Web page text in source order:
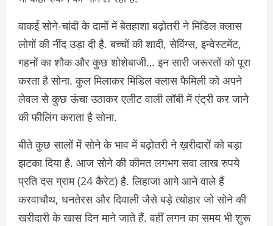
वाकई सोने-चांदी के दामों में बेतहाशा बढ़ोतरी ने मिडिल क्लास
लोगों की नींद उड़ा दी है. बच्चों की शादी, सेविंग्स, इन्वेस्टमेंट,
गहनों का शौक और कुछ शोशेबाजी… इन सारी जरूरतों को पूरा
करता है सोना. कुल मिलाकर मिडिल क्लास फैमिली को अपने
लेवल से कुछ ऊंचा उठाकर एलीट वाली लॉबी में एंट्री कर जाने
की फीलिंग कराता है सोना.
बीते कुछ सालों में सोने के भाव में बढ़ोतरी ने ख़रीदारों को बड़ा
झटका दिया है. आज सोने की कीमत लगभग सवा लाख रुपये
प्रति दस ग्राम (24 कैरेट) है. लिहाजा आगे आने वाले हैं
करवाचौथ, धनतेरस और दिवाली जैसे बड़े त्योहार जो सोने की
खरीदारी के खास दिन माने जाते हैं. वहीं लगन का समय भी शुरू